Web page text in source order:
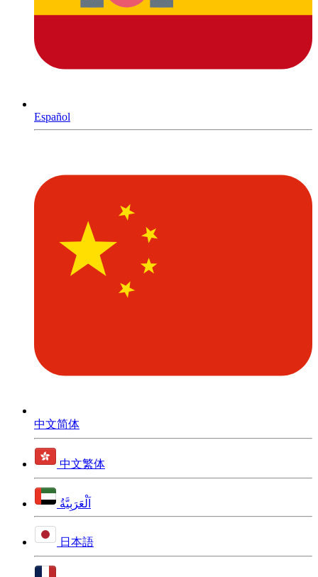
Español
中文简体
中文繁体
اَلْعَرَبِيَّةُ
日本語